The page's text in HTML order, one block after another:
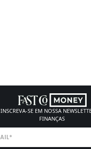
INSCREVA-SE EM NOSSA
FINANÇAS